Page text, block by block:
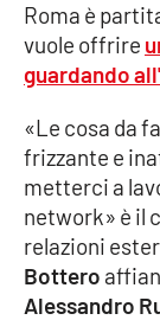
Economia e
Sanità
Società
Sport
Roma è
vuole offrire
guardando
«Le cosa da
frizzante e
metterci a
network» è il
relazioni
Bottero
Alessandro